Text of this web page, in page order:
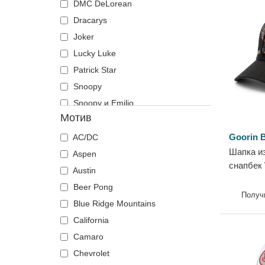
Chelsea Football Club
Chicago Bears
Chicago Blackhawks
Chicago Bulls
Chicago Cubs
Chicago White Sox
Cincinnati Bengals
Cincinnati Reds
Cleveland Browns
Cleveland Cavaliers
Cleveland Cubs
Dallas Cowboys
Dallas Mavericks
Denver Broncos
Denver Nuggets
Detroit Pistons
DMC DeLorean
Dracarys
Joker
Lucky Luke
Patrick Star
Snoopy
Snoopy и Emilio
The Mystery Machine
Астерикс
Астерикс и Обеликс
Батман
Бенджи Прайс
Бийтълджус
Бирус
Боксерки
Бъгс Бъни
Мотив
AC/DC
Aspen
Austin
Beer Pong
Blue Ridge Mountains
California
Camaro
Chevrolet
Goorin
Шапка
снапбек
Farm от